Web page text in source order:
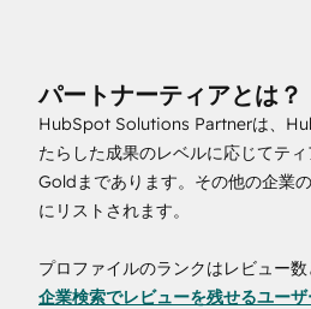
パートナーティアとは？
HubSpot Solutions Partnerは、
たらした成果のレベルに応じてテ
Goldまであります。その他の企業
にリストされます。
プロファイルのランクはレビュー
企業検索でレビューを残せるユー